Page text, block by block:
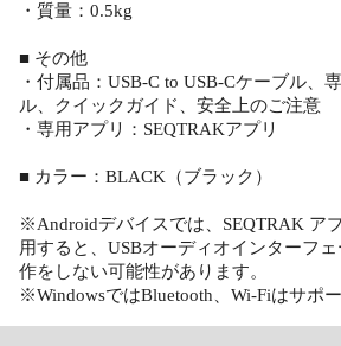
・質量：0.5kg
■ その他
・付属品：USB-C to USB-Cケーブル、
ル、クイックガイド、安全上のご注意
・専用アプリ：SEQTRAKアプリ
■ カラー：BLACK（ブラック）
※Androidデバイスでは、SEQTRAK ア
用すると、USBオーディオインターフ
作をしない可能性があります。
※WindowsではBluetooth、Wi-Fiはサポ